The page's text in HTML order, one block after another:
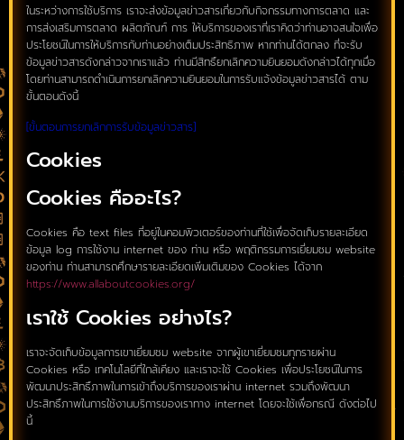
ในระหว่างการใช้บริการ เราจะส่งข้อมูลข่าวสารเกี่ยวกับกิจกรรมทางการตลาด และ
การส่งเสริมการตลาด ผลิตภัณฑ์ การ ให้บริการของเราที่เราคิดว่าท่านอาจสนใจเพื่อ
ประโยชน์ในการให้บริการกับท่านอย่างเต็มประสิทธิภาพ หากท่านได้ตกลง ที่จะรับ
ข้อมูลข่าวสารดังกล่าวจากเราแล้ว ท่านมีสิทธิ์ยกเลิกความยินยอมดังกล่าวได้ทุกเมื่อ
โดยท่านสามารถดำเนินการยกเลิกความยินยอมในการรับแจ้งข้อมูลข่าวสารได้ ตาม
ขั้นตอนดังนี้
[ขั้นตอนการยกเลิกการรับข้อมูลข่าวสาร]
Cookies
Cookies คืออะไร?
Cookies คือ text files ที่อยู่ในคอมพิวเตอร์ของท่านที่ใช้เพื่อจัดเก็บรายละเอียด
ข้อมูล log การใช้งาน internet ของ ท่าน หรือ พฤติกรรมการเยี่ยมชม website
ของท่าน ท่านสามารถศึกษารายละเอียดเพิ่มเติมของ Cookies ได้จาก
https://www.allaboutcookies.org/
เราใช้ Cookies อย่างไร?
เราจะจัดเก็บข้อมูลการเขาเยี่ยมชม website จากผู้เขาเยี่ยมชมทุกรายผ่าน
Cookies หรือ เทคโนโลยีที่ใกล้เคียง และเราจะใช้ Cookies เพื่อประโยชน์ในการ
พัฒนาประสิทธิ์ภาพในการเข้าถึงบริการของเราผ่าน internet รวมถึงพัฒนา
ประสิทธิ์ภาพในการใช้งานบริการของเราทาง internet โดยจะใช้เพื่อกรณี ดังต่อไป
นี้